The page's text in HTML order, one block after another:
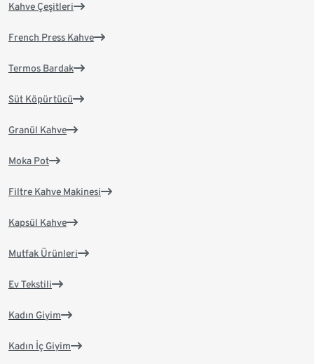
Kahve Çeşitleri
French Press Kahve
Termos Bardak
Süt Köpürtücü
Granül Kahve
Moka Pot
Filtre Kahve Makinesi
Kapsül Kahve
Mutfak Ürünleri
Ev Tekstili
Kadın Giyim
Kadın İç Giyim